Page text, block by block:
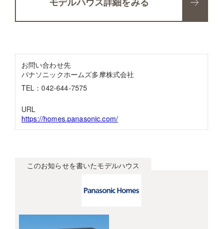
お問い合わせ先
パナソニックホームズ多摩株式会社
TEL：042-644-7575
URL
https://homes.panasonic.com/
このお知らせを書いたモデルハウス